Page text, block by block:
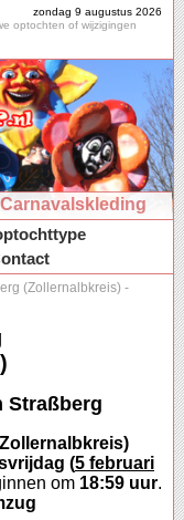
zondag 9 augustus 2026
optochten of wijzigingen
Carnavalskleding
(Zollernalbkreis) -
Straßberg
(5 februari
om 18:59 uur.